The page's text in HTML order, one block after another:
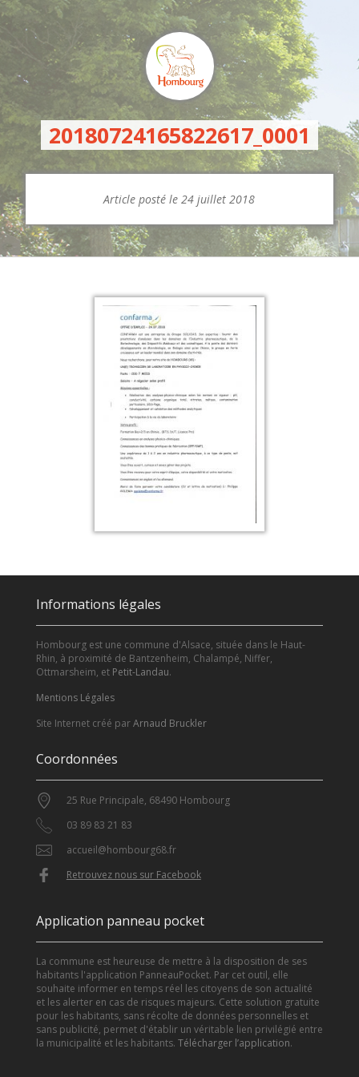
20180724165822617_0001
Article posté le 24 juillet 2018
Informations légales
Hombourg est une commune d'Alsace, située dans le Haut-
Rhin, à proximité de Bantzenheim, Chalampé, Niffer,
Ottmarsheim, et Petit-Landau.
Mentions Légales
Site Internet créé parArnaud Bruckler
Coordonnées
25 Rue Principale, 68490 Hombourg
03 89 83 21 83
accueil@hombourg68.fr
Retrouvez nous sur Facebook
Application panneau pocket
La commune est heureuse de mettre à la disposition de ses
habitants l'application PanneauPocket. Par cet outil, elle
souhaite informer en temps réel les citoyens de son actualité
et les alerter en cas de risques majeurs. Cette solution gratuite
pour les habitants, sans récolte de données personnelles et
sans publicité, permet d'établir un véritable lien privilégié entre
la municipalité et les habitants. Télécharger l’application.